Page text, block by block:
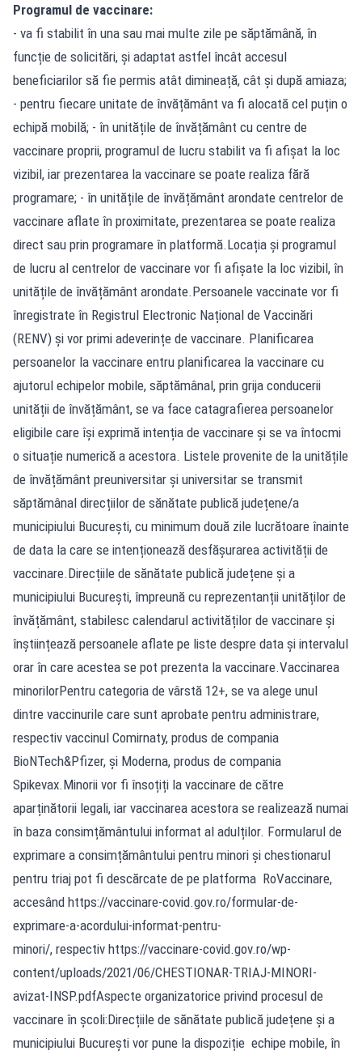
Programul de vaccinare:
- va fi stabilit în una sau mai multe zile pe săptămână, în
funcție de solicitări, și adaptat astfel încât accesul
beneficiarilor să fie permis atât dimineață, cât și după amiaza;
- pentru fiecare unitate de învățământ va fi alocată cel puțin o
echipă mobilă; - în unitățile de învățământ cu centre de
vaccinare proprii, programul de lucru stabilit va fi afișat la loc
vizibil, iar prezentarea la vaccinare se poate realiza fără
programare; - în unitățile de învățământ arondate centrelor de
vaccinare aflate în proximitate, prezentarea se poate realiza
direct sau prin programare în platformă.Locația și programul
de lucru al centrelor de vaccinare vor fi afișate la loc vizibil, în
unitățile de învățământ arondate.Persoanele vaccinate vor fi
înregistrate în Registrul Electronic Național de Vaccinări
(RENV) și vor primi adeverințe de vaccinare. Planificarea
persoanelor la vaccinare entru planificarea la vaccinare cu
ajutorul echipelor mobile, săptămânal, prin grija conducerii
unității de învățământ, se va face catagrafierea persoanelor
eligibile care își exprimă intenția de vaccinare și se va întocmi
o situație numerică a acestora. Listele provenite de la unitățile
de învățământ preuniversitar și universitar se transmit
săptămânal direcțiilor de sănătate publică județene/a
municipiului București, cu minimum două zile lucrătoare înainte
de data la care se intenționează desfășurarea activității de
vaccinare.Direcțiile de sănătate publică județene și a
municipiului București, împreună cu reprezentanții unităților de
învățământ, stabilesc calendarul activităților de vaccinare și
înștiințează persoanele aflate pe liste despre data și intervalul
orar în care acestea se pot prezenta la vaccinare.Vaccinarea
minorilorPentru categoria de vârstă 12+, se va alege unul
dintre vaccinurile care sunt aprobate pentru administrare,
respectiv vaccinul Comirnaty, produs de compania
BioNTech&Pfizer, și Moderna, produs de compania
Spikevax.Minorii vor fi însoțiți la vaccinare de către
aparținătorii legali, iar vaccinarea acestora se realizează numai
în baza consimțământului informat al adulților. Formularul de
exprimare a consimțământului pentru minori și chestionarul
pentru triaj pot fi descărcate de pe platforma RoVaccinare,
accesând https://vaccinare-covid.gov.ro/formular-de-
exprimare-a-acordului-informat-pentru-
minori/, respectiv https://vaccinare-covid.gov.ro/wp-
content/uploads/2021/06/CHESTIONAR-TRIAJ-MINORI-
avizat-INSP.pdfAspecte organizatorice privind procesul de
vaccinare în școli:Direcțiile de sănătate publică județene și a
municipiului București vor pune la dispoziție echipe mobile, în